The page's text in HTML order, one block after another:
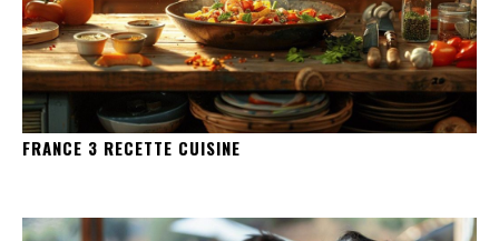
FRANCE 3 RECETTE CUISINE